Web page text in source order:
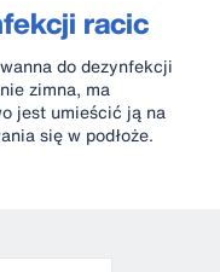
racic
do dezynfekcji
zimna, ma
jest umieścić ją na
się w podłoże.